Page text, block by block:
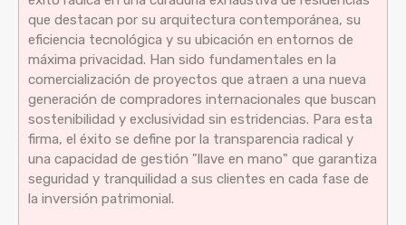
que destacan por su arquitectura contemporánea, su
eficiencia tecnológica y su ubicación en entornos de
máxima privacidad. Han sido fundamentales en la
comercialización de proyectos que atraen a una nueva
generación de compradores internacionales que buscan
sostenibilidad y exclusividad sin estridencias. Para esta
firma, el éxito se define por la transparencia radical y
una capacidad de gestión "llave en mano" que garantiza
seguridad y tranquilidad a sus clientes en cada fase de
la inversión patrimonial.